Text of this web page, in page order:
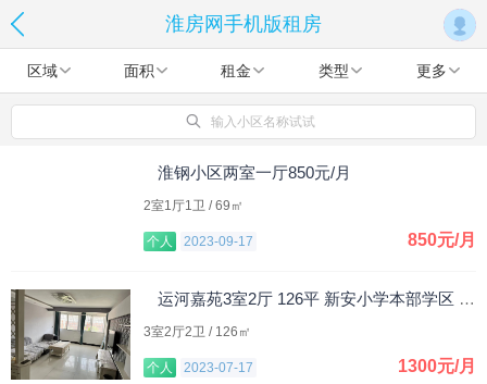
淮房网手机版租房
区域 面积 租金 类型 更多
输入小区名称试试
淮钢小区两室一厅850元/月
2室1厅1卫 / 69㎡
个人 2023-09-17 850元/月
运河嘉苑3室2厅 126平 新安小学本部学区 1300元/月
3室2厅2卫 / 126㎡
个人 2023-07-17 1300元/月